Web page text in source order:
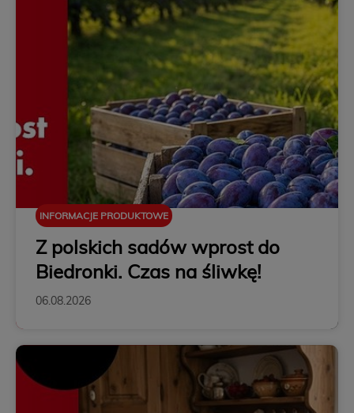
INFORMACJE PRODUKTOWE
Z polskich sadów wprost do
Biedronki. Czas na śliwkę!
06.08.2026